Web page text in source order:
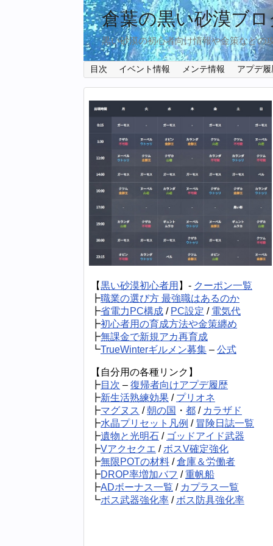
倉葉の黒い砂漠ブロ
黒い砂漠の初心者向け情報や金策などの
目次 イベント情報 メンテ情報 アプデ履
【黒い砂漠初心者用 】- クーポン一覧
┣職業の選び方 最強職はあるのか
┣省電力PC構成 / PC設定 / 電気代
┣初心者用の育成方法や金策纏め
┣無課金で新規アカ再育成
┗TrueWinterギルメン募集 – 公式
【自分用の各種リンク】
┣目次 – 復帰者向けアプデ履歴
┣新生活熟練効果 / プリオネ
┣マグヌス /朝の国 ・ 都 / カラザド
┣水晶プリセット凡例 / 冒険日誌一覧
┣遺物と光明石 / ゴッドアイド武器
┣Vアクセクエ / ボスV確定強化
┣無限POTの材料 /倉庫＆労働者
┣DROP率増加バフ /重帆船
┣ADボーナス一覧 / カプラス一覧
┗ボス武器強化率 / ボス防具強化率